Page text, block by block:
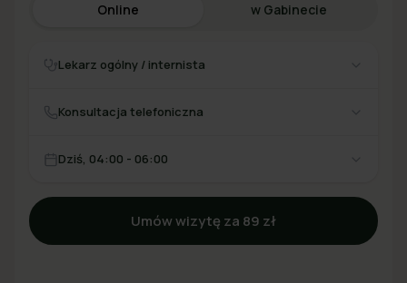
Online w Gabinecie
Lekarz ogólny / internista
Konsultacja telefoniczna
Dziś, 04:00 - 06:00
Umów wizytę za 89 zł